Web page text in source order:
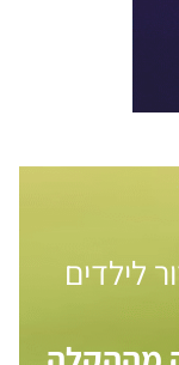
לילדים